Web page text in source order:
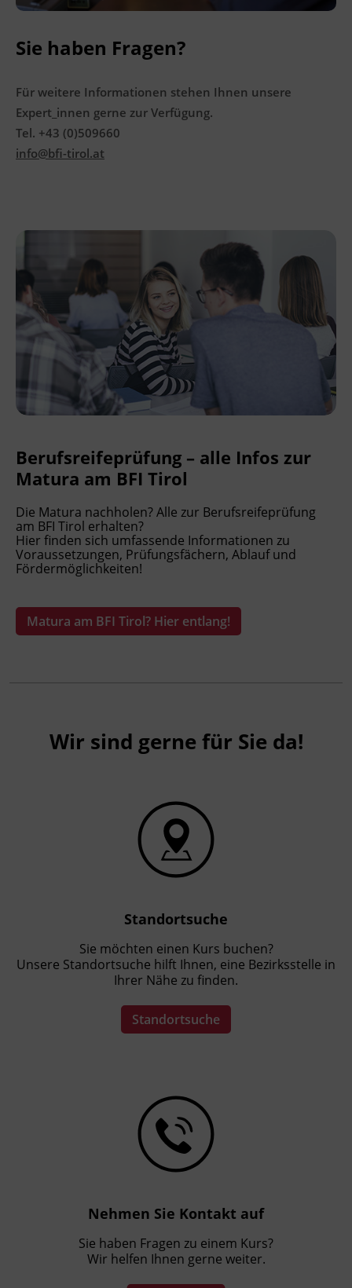
der Kurskosten. Nähere Informationen finden
Abschlussinformation
Staatliche Prüfung nach dem Bundesgesetz
Sie haben Fragen?
Für weitere Informationen stehen Ihnen unsere
Expert_innen gerne zur Verfügung.
Tel. +43 (0)509660
info@bfi-tirol.at
Berufsreifeprüfung – alle Infos zur
Matura am BFI Tirol
Die Matura nachholen? Alle zur Berufsreifeprüfung
am BFI Tirol erhalten?
Hier finden sich umfassende Informationen zu
Voraussetzungen, Prüfungsfächern, Ablauf und
Fördermöglichkeiten!
Matura am BFI Tirol? Hier entlang!
Wir sind gerne für Sie da!
Standortsuche
Sie möchten einen Kurs buchen?
Unsere Standortsuche hilft Ihnen, eine Bezirksstelle in
Ihrer Nähe zu finden.
Standortsuche
Nehmen Sie Kontakt auf
Sie haben Fragen zu einem Kurs?
Wir helfen Ihnen gerne weiter.